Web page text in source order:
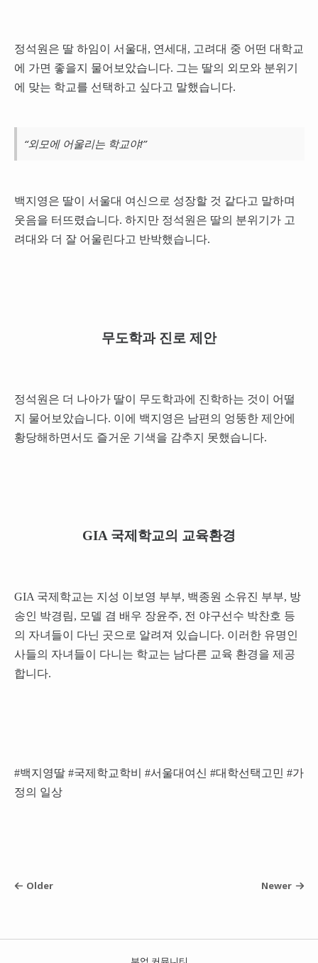
정석원은 딸 하임이 서울대, 연세대, 고려대 중 어떤 대학교
에 가면 좋을지 물어보았습니다. 그는 딸의 외모와 분위기
에 맞는 학교를 선택하고 싶다고 말했습니다.
“외모에 어울리는 학교야!”
백지영은 딸이 서울대 여신으로 성장할 것 같다고 말하며
웃음을 터뜨렸습니다. 하지만 정석원은 딸의 분위기가 고
려대와 더 잘 어울린다고 반박했습니다.
무도학과 진로 제안
정석원은 더 나아가 딸이 무도학과에 진학하는 것이 어떨
지 물어보았습니다. 이에 백지영은 남편의 엉뚱한 제안에
황당해하면서도 즐거운 기색을 감추지 못했습니다.
GIA 국제학교의 교육환경
GIA 국제학교는 지성 이보영 부부, 백종원 소유진 부부, 방
송인 박경림, 모델 겸 배우 장윤주, 전 야구선수 박찬호 등
의 자녀들이 다닌 곳으로 알려져 있습니다. 이러한 유명인
사들의 자녀들이 다니는 학교는 남다른 교육 환경을 제공
합니다.
#백지영딸 #국제학교학비 #서울대여신 #대학선택고민 #가
정의 일상
Older Newer